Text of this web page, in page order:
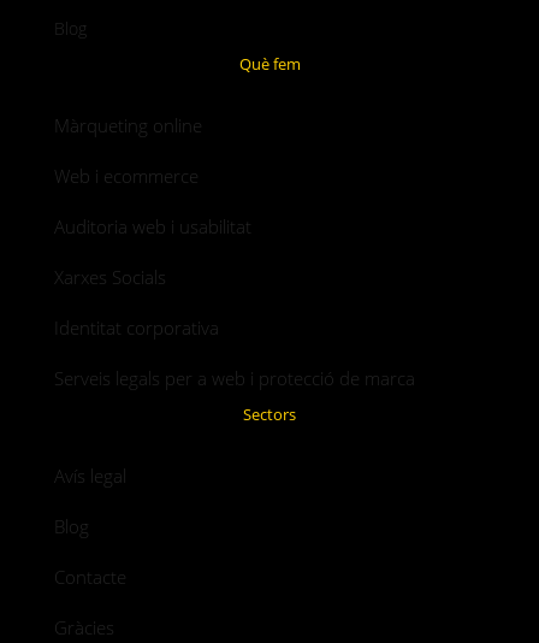
Blog
Què fem
Màrqueting online
Web i ecommerce
Auditoria web i usabilitat
Xarxes Socials
Identitat corporativa
Serveis legals per a web i protecció de marca
Sectors
Avís legal
Blog
Contacte
Gràcies